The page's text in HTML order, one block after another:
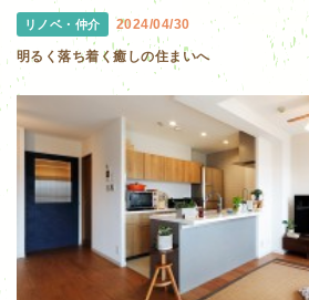
リノベ・仲介 2024/04/30
明るく落ち着く癒しの住まいへ